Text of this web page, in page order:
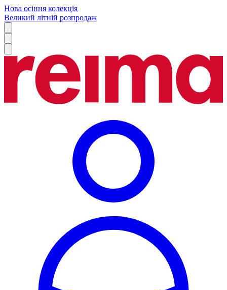
Нова осіння колекція
Великий літній розпродаж